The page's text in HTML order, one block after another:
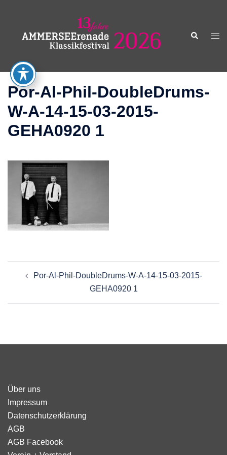
springen
Suche
Por-Al-Phil-DoubleDrums-
W-A-14-15-03-2015-
GEHA0920 1
Por-Al-Phil-DoubleDrums-W-A-14-15-03-2015-
GEHA0920 1
Über uns
Impressum
Datenschutzerklärung
AGB
AGB Facebook